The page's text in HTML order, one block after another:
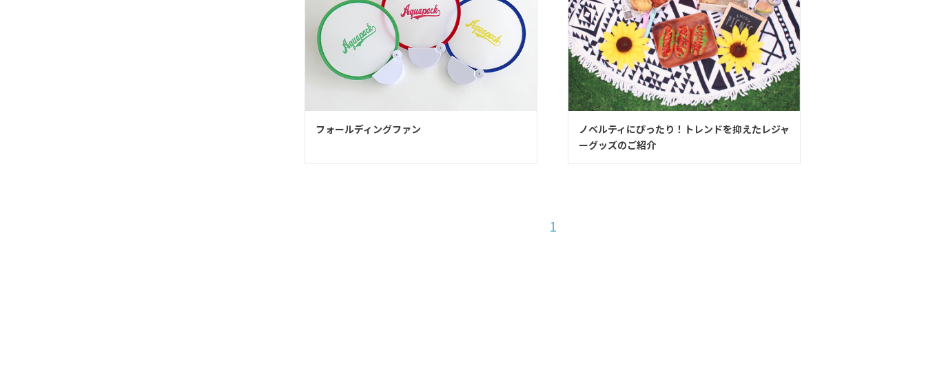
フォールディングファン
ノベルティにぴったり！トレンドを抑えたレジャ
ーグッズのご紹介
1